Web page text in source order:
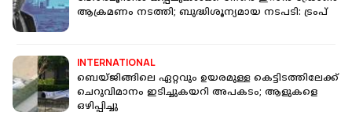
ആക്രമണം നടത്തി; ബുദ്ധിശൂന്യമായ നടപടി: ട്രംപ്
INTERNATIONAL
ബെയ്ജിങ്ങിലെ ഏറ്റവും ഉയരമുള്ള കെട്ടിടത്തിലേക്ക്
ചെറുവിമാനം ഇടിച്ചുകയറി അപകടം; ആളുകളെ
ഒഴിപ്പിച്ചു